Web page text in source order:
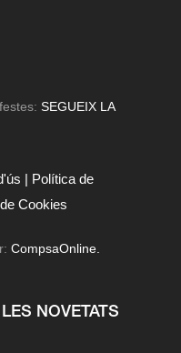
SEGUEIX LA
| Política de
Cookies
CompsaOnline.
NOVETATS